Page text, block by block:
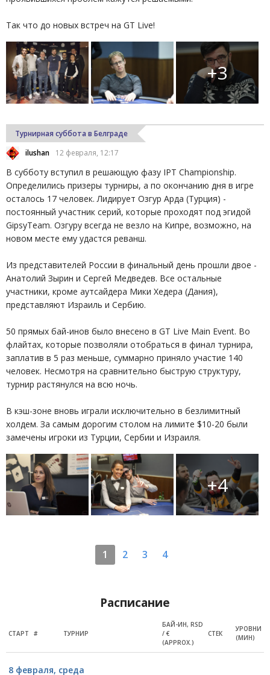
Так что до новых встреч на GT Live!
+3
Турнирная суббота в Белграде
ilushan
12 февраля, 12:17
В субботу вступил в решающую фазу IPT Championship.
Определились призеры турниры, а по окончанию дня в игре
осталось 17 человек. Лидирует Озгур Арда (Турция) -
постоянный участник серий, которые проходят под эгидой
GipsyTeam. Озгуру всегда не везло на Кипре, возможно, на
новом месте ему удастся реванш.
Из представителей России в финальный день прошли двое -
Анатолий Зырин и Сергей Медведев. Все остальные
участники, кроме аутсайдера Мики Хедера (Дания),
представляют Израиль и Сербию.
50 прямых бай-инов было внесено в GT Live Main Event. Во
флайтах, которые позволяли отобраться в финал турнира,
заплатив в 5 раз меньше, суммарно приняло участие 140
человек. Несмотря на сравнительно быструю структуру,
турнир растянулся на всю ночь.
В кэш-зоне вновь играли исключительно в безлимитный
холдем. За самым дорогим столом на лимите $10-20 были
замечены игроки из Турции, Сербии и Израиля.
+4
1 2 3 4
Расписание
СТАРТ # ТУРНИР
БАЙ-ИН, RSD
/ €
(APPROX.)
СТЕК
УРОВНИ
(МИН)
8 февраля, среда